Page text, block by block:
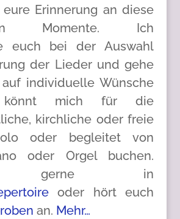
Erinnerung an diese
Momente. Ich
euch bei der Auswahl
der Lieder und gehe
individuelle Wünsche
mich für die
kirchliche oder freie
oder begleitet von
oder Orgel buchen.
gerne in
oder hört euch
an. Mehr…